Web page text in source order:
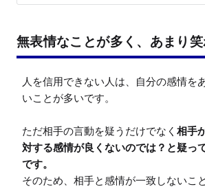
無表情なことが多く、あまり
人を信用できない人は、自分の感情を
いことが多いです。
ただ相手の言動を疑うだけでなく 相手
対する感情が良くないのでは？と疑っ
です。
そのため、相手と感情が一致しないこ